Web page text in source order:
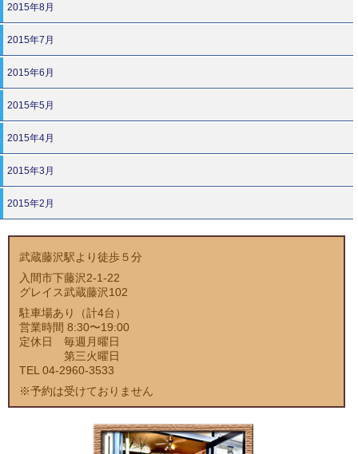
2015年8月
2015年7月
2015年6月
2015年5月
2015年4月
2015年3月
2015年2月
武蔵藤沢駅より徒歩５分
入間市下藤沢2-1-22
グレイス武蔵藤沢102
駐車場あり（計4台）
営業時間 8:30〜19:00
定休日 毎週月曜日
第三火曜日
TEL 04-2960-3533
※予約は受けておりません